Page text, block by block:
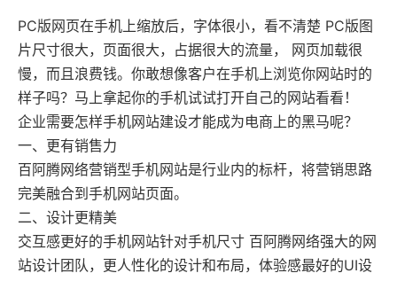
精彩案例关于我们分享经验联系我们
联
系
电
话
1
3
5
1
0
7
9
0
7
2
8
（
微
信
同
号
公
司
地
址
：
深
圳
市
龙
华
区
东
环
一
路
油
松
科
技
大
厦
A
1
1
0
6
-
1
1
0
7
如
果
您
有
合
作
的
意
愿
，
立
即
联
系
我
们
。
让
我
们
探
讨
更
多
的
可
能
。
PC版网页在手机上缩放后，字体很小，看不清楚 PC版图
片尺寸很大，页面很大，占据很大的流量， 网页加载很
慢，而且浪费钱。你敢想像客户在手机上浏览你网站时的
样子吗？马上拿起你的手机试试打开自己的网站看看！
企业需要怎样手机网站建设才能成为电商上的黑马呢？
一、更有销售力
百阿腾网络营销型手机网站是行业内的标杆，将营销思路
完美融合到手机网站页面。
二、设计更精美
交互感更好的手机网站针对手机尺寸 百阿腾网络强大的网
站设计团队，更人性化的设计和布局，体验感最好的UI设